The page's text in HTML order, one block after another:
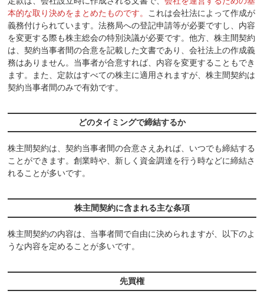
本的な取り決めをまとめたものです。 これは会社法によって作成が
義務付けられています。法務局への登記申請等が必要ですし、内容
を変更する際も株主総会の特別決議が必要です。他方、株主間契約
は、契約当事者間の合意を記載した文書であり、会社法上の作成義
務はありません。当事者が合意すれば、内容を変更することもでき
ます。また、定款はすべての株主に適用されますが、株主間契約は
契約当事者間のみで有効です。
どのタイミングで締結するか
株主間契約は、契約当事者間の合意さえあれば、いつでも締結する
ことができます。創業時や、新しく資金調達を行う時などに締結さ
れることが多いです。
株主間契約に含まれる主な条項
株主間契約の内容は、当事者間で自由に決められますが、以下のよ
うな内容を定めることが多いです。
先買権